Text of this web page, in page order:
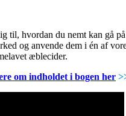
til, hvordan du nemt kan gå
og anvende dem i én af
æblecider.
om indholdet i bogen her